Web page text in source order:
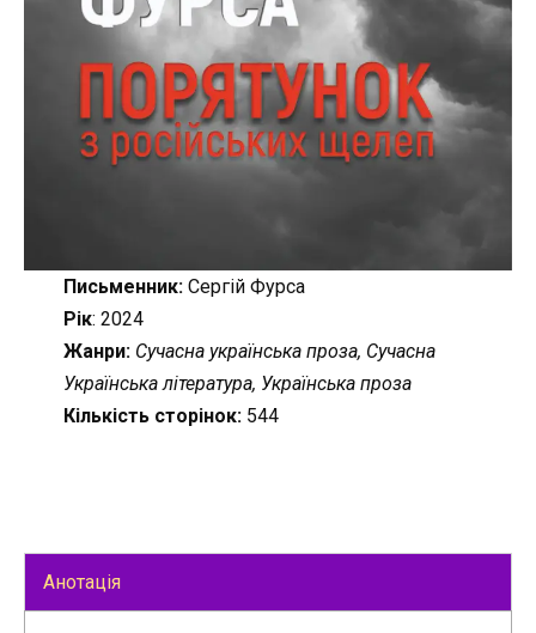
Письменник:Сергій Фурса
Рік: 2024
Жанри: Сучасна українська проза, Сучасна
Українська література, Українська проза
Кількість сторінок:544
Анотація